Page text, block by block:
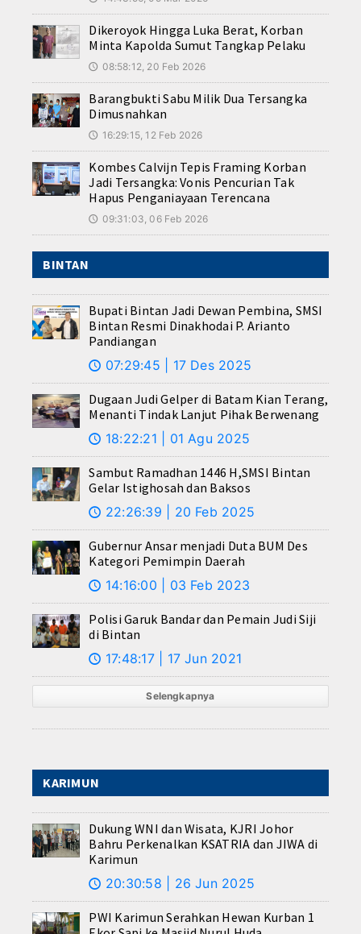
Dikeroyok Hingga Luka Berat, Korban
Minta Kapolda Sumut Tangkap Pelaku
🕔 08:58:12, 20 Feb 2026
Barangbukti Sabu Milik Dua Tersangka
Dimusnahkan
🕔 16:29:15, 12 Feb 2026
Kombes Calvijn Tepis Framing Korban
Jadi Tersangka: Vonis Pencurian Tak
Hapus Penganiayaan Terencana
🕔 09:31:03, 06 Feb 2026
BINTAN
Bupati Bintan Jadi Dewan Pembina, SMSI
Bintan Resmi Dinakhodai P. Arianto
Pandiangan
🕔 07:29:45 | 17 Des 2025
Dugaan Judi Gelper di Batam Kian Terang,
Menanti Tindak Lanjut Pihak Berwenang
🕔 18:22:21 | 01 Agu 2025
Sambut Ramadhan 1446 H,SMSI Bintan
Gelar Istighosah dan Baksos
🕔 22:26:39 | 20 Feb 2025
Gubernur Ansar menjadi Duta BUM Des
Kategori Pemimpin Daerah
🕔 14:16:00 | 03 Feb 2023
Polisi Garuk Bandar dan Pemain Judi Siji
di Bintan
🕔 17:48:17 | 17 Jun 2021
Selengkapnya
KARIMUN
Dukung WNI dan Wisata, KJRI Johor
Bahru Perkenalkan KSATRIA dan JIWA di
Karimun
🕔 20:30:58 | 26 Jun 2025
PWI Karimun Serahkan Hewan Kurban 1